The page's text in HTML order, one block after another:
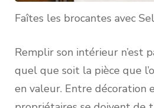
Faîtes les brocantes avec
Remplir son intérieur n’est
quel que soit la pièce que
en valeur. Entre décoration